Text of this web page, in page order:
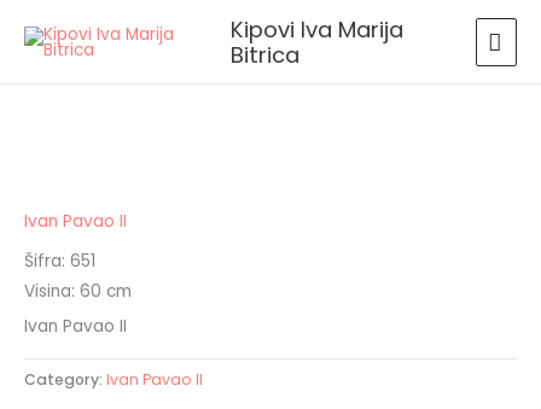
Kipovi Iva Marija
Bitrica
Ivan Pavao II
Šifra: 651
Visina: 60 cm
Ivan Pavao II
Category: Ivan Pavao II